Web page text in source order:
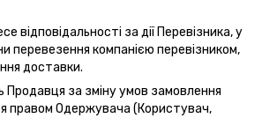
відповідальності за дії Перевізника, у
перевезення компанією перевізником,
доставки.
Продавця за зміну умов замовлення
правом Одержувача (Користувач,